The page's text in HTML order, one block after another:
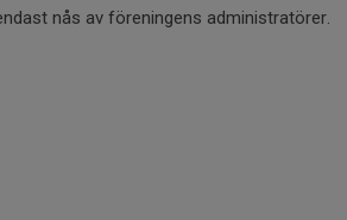
nås av föreningens administratörer.